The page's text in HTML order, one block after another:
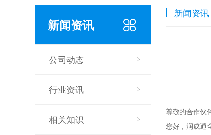
新闻资讯
公司动态
行业资讯
相关知识
新闻资讯
尊敬的合作伙
您好，润成通